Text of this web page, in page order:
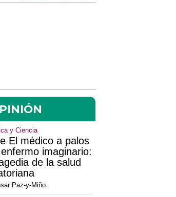
y Ciencia
El médico a palos
imaginario:
de la salud
Paz-y-Miño.